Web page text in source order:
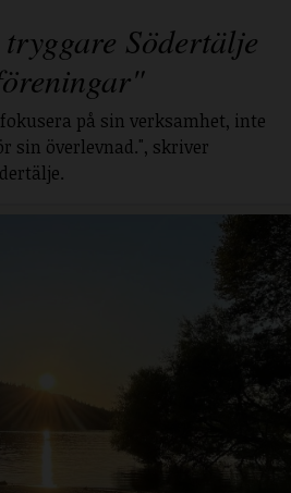
Södertälje
på sin verksamhet, inte
sin överlevnad.", skriver